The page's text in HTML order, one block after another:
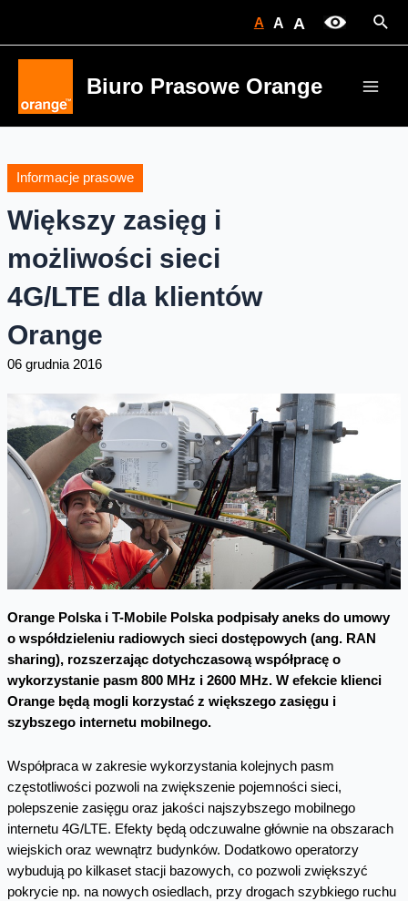
A A A
Biuro Prasowe Orange
Informacje prasowe
Większy zasięg i
możliwości sieci
4G/LTE dla klientów
Orange
06 grudnia 2016
Orange Polska i T-Mobile Polska podpisały aneks do umowy
o współdzieleniu radiowych sieci dostępowych (ang. RAN
sharing), rozszerzając dotychczasową współpracę o
wykorzystanie pasm 800 MHz i 2600 MHz. W efekcie klienci
Orange będą mogli korzystać z większego zasięgu i
szybszego internetu mobilnego.
Współpraca w zakresie wykorzystania kolejnych pasm
częstotliwości pozwoli na zwiększenie pojemności sieci,
polepszenie zasięgu oraz jakości najszybszego mobilnego
internetu 4G/LTE. Efekty będą odczuwalne głównie na obszarach
wiejskich oraz wewnątrz budynków. Dodatkowo operatorzy
wybudują po kilkaset stacji bazowych, co pozwoli zwiększyć
pokrycie np. na nowych osiedlach, przy drogach szybkiego ruchu